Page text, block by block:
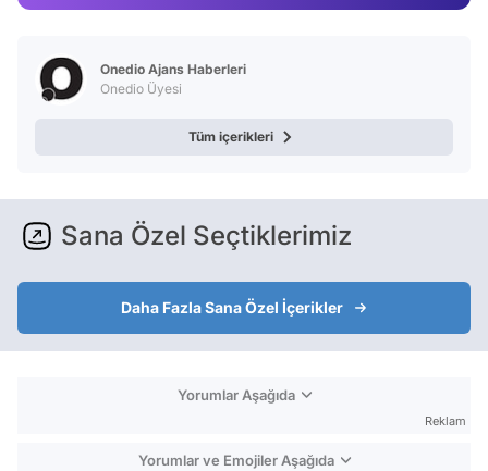
Onedio Ajans Haberleri
Onedio Üyesi
Tüm içerikleri
Sana Özel Seçtiklerimiz
Daha Fazla Sana Özel İçerikler
Yorumlar Aşağıda
Reklam
Yorumlar ve Emojiler Aşağıda